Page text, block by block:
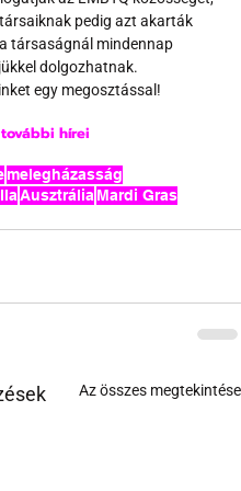
pedig azt akarták
társaságnál mindennap
dolgozhatnak.
egy megosztással!
hírei
melegházasság
Ausztrália Mardi Gras
Az összes megtekintése